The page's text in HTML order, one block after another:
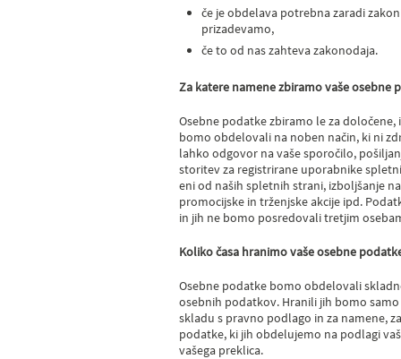
če je obdelava potrebna zaradi
prizadevamo,
če to od nas zahteva zakonodaja.
Za katere namene zbiramo vaše osebne
Osebne podatke zbiramo le za
bomo obdelovali na noben način, ki ni
lahko odgovor na vaše sporočilo,
storitev za registrirane uporabnike
eni od naših spletnih strani, izboljšanje
promocijske in trženjske akcije ipd.
in jih ne bomo posredovali tretjim
Koliko časa hranimo vaše osebne
Osebne podatke bomo obdelovali
osebnih podatkov. Hranili jih bomo
skladu s pravno podlago in za namene,
podatke, ki jih obdelujemo na podlagi
vašega preklica.